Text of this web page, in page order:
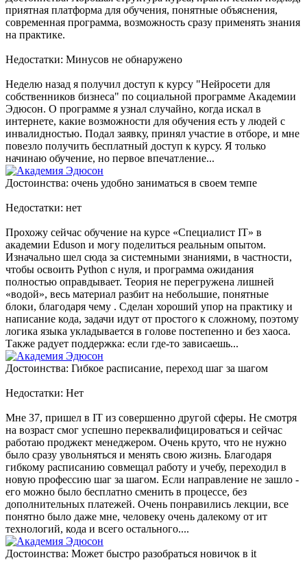
приятная платформа для обучения, понятные объяснения,
современная программа, возможность сразу применять знания
на практике.
Недостатки: Минусов не обнаружено
Неделю назад я получил доступ к курсу "Нейросети для
собственников бизнеса" по социальной программе Академии
Эдюсон. О программе я узнал случайно, когда искал в
интернете, какие возможности для обучения есть у людей с
инвалидностью. Подал заявку, принял участие в отборе, и мне
повезло получить бесплатный доступ к курсу. Я только
начинаю обучение, но первое впечатление...
Достоинства: очень удобно заниматься в своем темпе
Недостатки: нет
Прохожу сейчас обучение на курсе «Специалист IT» в
академии Eduson и могу поделиться реальным опытом.
Изначально шел сюда за системными знаниями, в частности,
чтобы освоить Python с нуля, и программа ожидания
полностью оправдывает. Теория не перегружена лишней
«водой», весь материал разбит на небольшие, понятные
блоки, благодаря чему . Сделан хороший упор на практику и
написание кода, задачи идут от простого к сложному, поэтому
логика языка укладывается в голове постепенно и без хаоса.
Также радует поддержка: если где-то зависаешь...
Достоинства: Гибкое расписание, переход шаг за шагом
Недостатки: Нет
Мне 37, пришел в IT из совершенно другой сферы. Не смотря
на возраст смог успешно переквалифицироваться и сейчас
работаю проджект менеджером. Очень круто, что не нужно
было сразу увольняться и менять свою жизнь. Благодаря
гибкому расписанию совмещал работу и учебу, переходил в
новую профессию шаг за шагом. Если направление не зашло -
его можно было бесплатно сменить в процессе, без
дополнительных платежей. Очень понравились лекции, все
понятно было даже мне, человеку очень далекому от ит
технологий, кода и всего остального....
Достоинства: Может быстро разобраться новичок в it